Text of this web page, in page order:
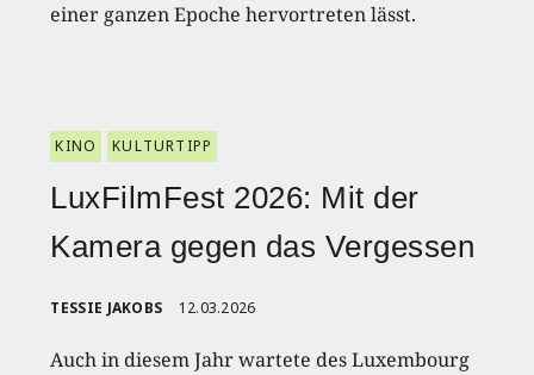
einer ganzen Epoche hervortreten lässt.
KINO KULTURTIPP
LuxFilmFest 2026: Mit der
Kamera gegen das Vergessen
TESSIE JAKOBS 12.03.2026
Auch in diesem Jahr wartete des Luxembourg